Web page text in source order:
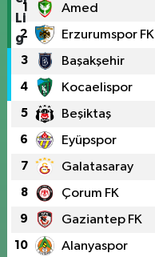
1 Amed
2 Erzurumspor FK
3 Başakşehir
4 Kocaelispor
5 Beşiktaş
6 Eyüpspor
7 Galatasaray
8 Çorum FK
9 Gaziantep FK
10 Alanyaspor